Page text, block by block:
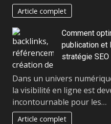
Article complet
Comment
publication et
stratégie SEO
Dans un univers
la visibilité en ligne est
incontournable pour les…
Article complet